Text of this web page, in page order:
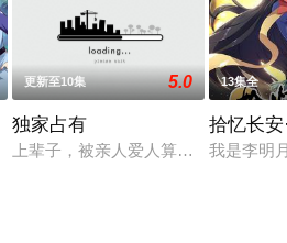
更新至10集 5.0
独家占有
上辈子，被亲人爱人算计致死，被
13集全
拾忆长
我是李明